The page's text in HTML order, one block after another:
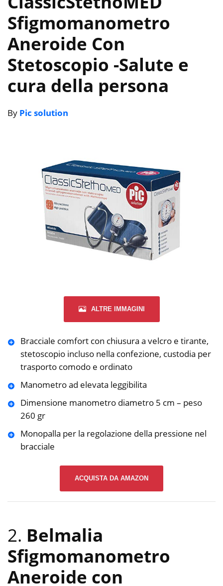
Sfigmomanometro
Aneroide Con
Stetoscopio -Salute e
cura della persona
By Pic solution
ALTRE IMMAGINI
Bracciale comfort con chiusura a velcro e tirante,
stetoscopio incluso nella confezione, custodia per
trasporto comodo e ordinato
Manometro ad elevata leggibilita
Dimensione manometro diametro 5 cm – peso
260 gr
Monopalla per la regolazione della pressione nel
bracciale
ACQUISTA DA AMAZON
2. Belmalia
Sfigmomanometro
Aneroide con